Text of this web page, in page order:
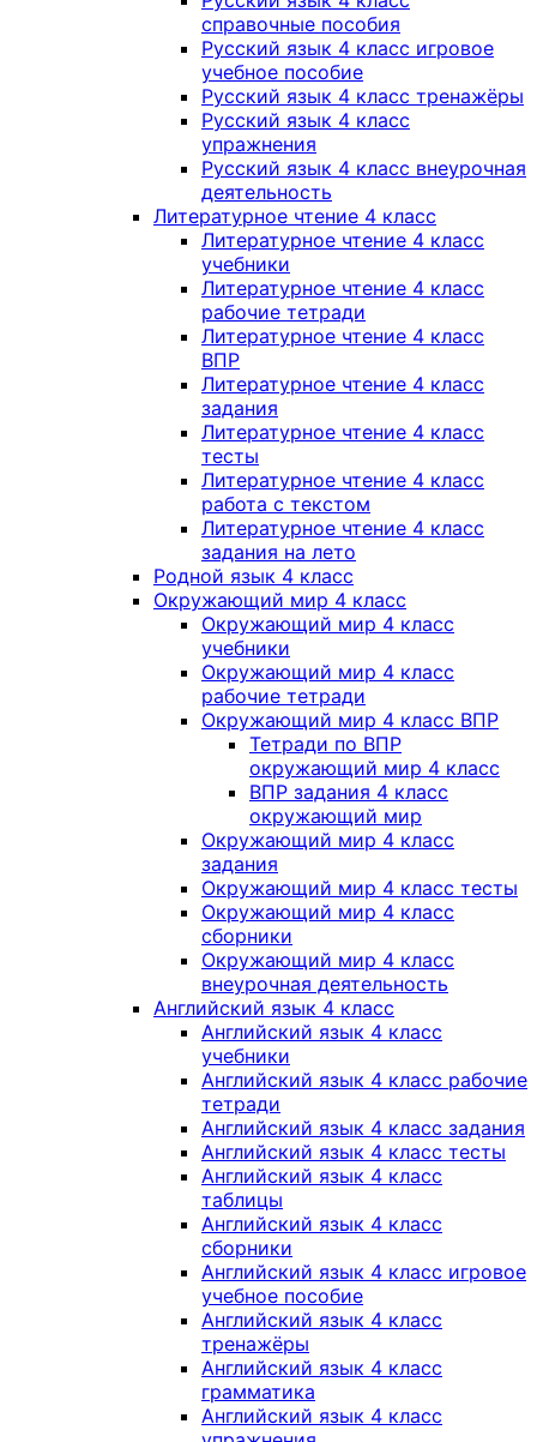
справочные пособия
Русский язык 4 класс игровое
учебное пособие
Русский язык 4 класс тренажёры
Русский язык 4 класс
упражнения
Русский язык 4 класс внеурочная
деятельность
Литературное чтение 4 класс
Литературное чтение 4 класс
учебники
Литературное чтение 4 класс
рабочие тетради
Литературное чтение 4 класс
ВПР
Литературное чтение 4 класс
задания
Литературное чтение 4 класс
тесты
Литературное чтение 4 класс
работа с текстом
Литературное чтение 4 класс
задания на лето
Родной язык 4 класс
Окружающий мир 4 класс
Окружающий мир 4 класс
учебники
Окружающий мир 4 класс
рабочие тетради
Окружающий мир 4 класс ВПР
Тетради по ВПР
окружающий мир 4 класс
ВПР задания 4 класс
окружающий мир
Окружающий мир 4 класс
задания
Окружающий мир 4 класс тесты
Окружающий мир 4 класс
сборники
Окружающий мир 4 класс
внеурочная деятельность
Английский язык 4 класс
Английский язык 4 класс
учебники
Английский язык 4 класс рабочие
тетради
Английский язык 4 класс задания
Английский язык 4 класс тесты
Английский язык 4 класс
таблицы
Английский язык 4 класс
сборники
Английский язык 4 класс игровое
учебное пособие
Английский язык 4 класс
тренажёры
Английский язык 4 класс
грамматика
Английский язык 4 класс